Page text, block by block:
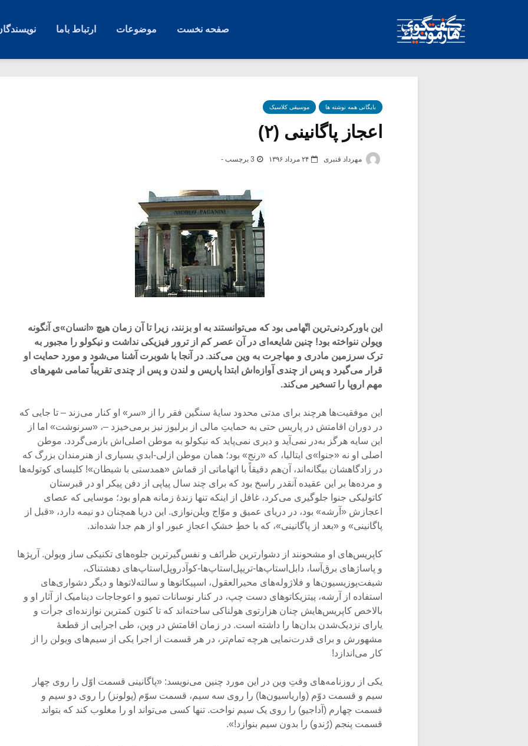
صفحه نخست موضوعات ارتباط باما
بایگانی همه نوشته ها موسیقی کلاسیک
اعجاز پاگانینی (۲)
مهرداد قنبری ۲۴ مرداد ۱۳۹۶ 3 برچسب -
این باورکردنی‌ترین اتّهامی بود که می‌توانستند به او بزنند، زیرا تا آن زمان هیچ «انسان»ی آنگونه
ویولن ننواخته بود! چنین شایعه‌ای در آن عصر کم از ترور فیزیکی نداشت و نیکولو را مجبور به
ترک سرزمین مادری و مهاجرت به وین می‌کند. در آنجا با شوبرت آشنا می‌شود و مورد حمایت او
قرار می‌گیرد و پس از چندی آوازه‌اش ابتدا پاریس و لندن و پس از چندی تقریباً تمامی شهرهای
مهم اروپا را تسخیر می‌کند.
این موفقیت‌ها هرچند برای مدتی محدود سایۀ سنگین فقر را از «سر» او کنار می‌زند – تا جایی که
در دوران اقامتش در پاریس حتی به حمایتِ مالی از برلیوز نیز برمی‌خیزد –، «سرنوشت» اما از
این سایه هرگز به‌در نمی‌آید و دیری نمی‌پاید که نیکولو به موطن اصلی‌اش بازمی‌گردد. موطن
اصلی او نه «جنوا»ی ایتالیا، که «رنج» بود؛ همان موطن ازلی-ابدیِ بسیاری از هنرمندان بزرگ که
در زادگاهشان بیگانه‌اند، آن‌هم دقیقاً با اتهاماتی از قماش «همدستی با شیطان»! کلیسای کوتوله‌ها
و مرده‌ها بر این عقیده آنقدر راسخ بود که برای چند سال پیاپی از دفن پیکر او در قبرستان
کاتولیکی جنوا جلوگیری می‌کرد، غافل از اینکه تنها زندۀ زمانه هم‌او بود؛ موسایی که عصای
اعجازش «آرشه» بود، در دریای عمیق و موّاج ویلن‌نوازی. این دریا همچنان دو نیمه دارد، «قبل از
پاگانینی» و «بعد از پاگانینی»، که با خطِ خشکِ اعجازِ عبور او از هم جدا شده‌اند.
کاپریس‌های او مشحونند از دشوارترین ظرائف و نفس‌گیر‌ترین جلوه‌های تکنیکی ساز ویولن. آرپژها
و پاساژهای برق‌آسا، دابل‌استاپ‌ها-تریپل‌‌استاپ‌ها-کوآدروپل‌‌استاپ‌‌های دهشتناک،
شیفت‌پوزیسیون‌ها و فلاژوله‌های محیرالعقول، اسپیکاتوها و سالته‌لاتوها و دیگر دشواری‌های
استفاده از آرشه، پیتزیکاتوهای دست چپ، در کنار نوسانات تمپو و اعوجاجات دینامیک از آثار او و
بالاخص کاپریس‌هایش چنان هزارتوی هولناکی ساخته‌اند که تا کنون کمترین نوازنده‌ای جرأت و
یارای نزدیک‌شدن بدان‌ها را داشته‌ است. در زمان اقامتش در وین، طی اجرایی از قطعۀ
مشهورش و برای قدرت‌نمایی هرچه تمام‌تر، در هر قسمت از اجرا یکی از سیم‌های ویولن را از
کار می‌اندازد!
یکی از روزنامه‌های وقتِ وین در این مورد چنین می‌نویسد: «پاگانینی قسمت اوّل را روی چهار
سیم و قسمت دوّم (واریاسیون‌ها) را روی سه سیم، قسمت سوّم (پولونز) را روی دو سیم و
قسمت چهارم (آداجیو) را روی یک سیم نواخت. تنها کسی می‌تواند او را مغلوب کند که بتواند
قسمت پنجم (رُندو) را بدون سیم بنوازد!».